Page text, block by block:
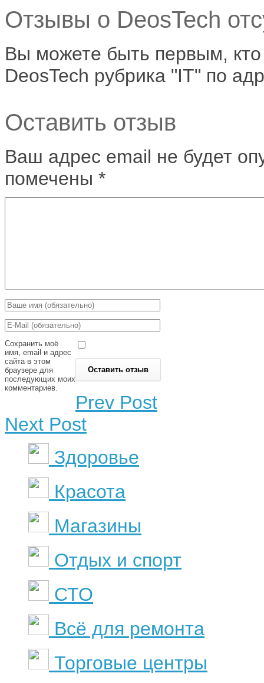
Отзывы о DeosTech
Вы можете быть первым,
DeosTech рубрика "IT" по
Оставить отзыв
Ваш адрес email не будет
помечены *
Сохранить моё
имя, email и адрес
сайта в этом
браузере для
последующих моих
комментариев.
Prev Post
Next Post
Здоровье
Красота
Магазины
Отдых и спорт
СТО
Всё для ремонта
Торговые центры